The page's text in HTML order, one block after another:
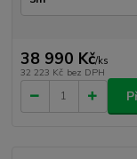
38 990 Kč/ks
32 223 Kč bez DPH